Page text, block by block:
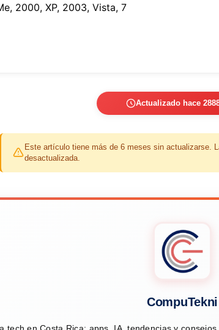
2000, XP, 2003, Vista, 7
Actualizado hace
Este artículo tiene más de 6 meses sin actualizarse.
desactualizada.
CompuTekni